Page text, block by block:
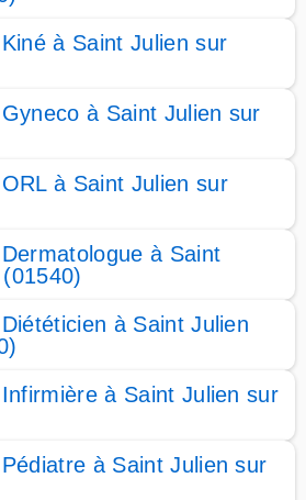
à Saint Julien sur
à Saint Julien sur
à Saint Julien sur
à Saint
à Saint Julien
à Saint Julien sur
à Saint Julien sur